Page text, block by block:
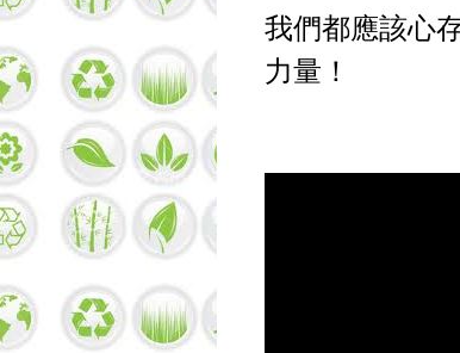
我們都應該心
力量！